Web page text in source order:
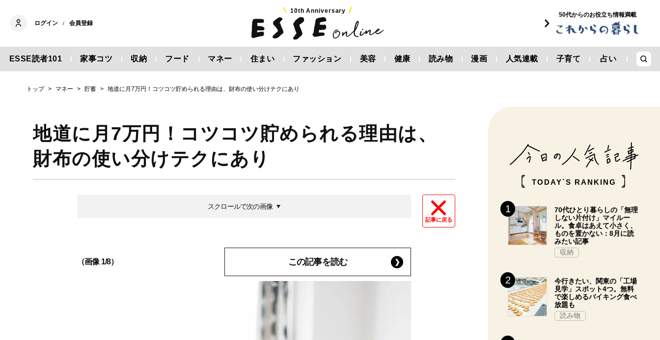
ログイン / 会員登録
10th Anniversary
50代からのお役立ち情報満載
ESSE読者101 家事コツ 収納 フード マネー 住まい ファッション 美容 健康 読み物 漫画 人気連載 子育て 占い
トップ マネー 貯蓄 地道に月7万円！コツコツ貯められる理由は、財布の使い分けテクにあり
地道に月7万円！コツコツ貯められる理由は、
財布の使い分けテクにあり
記事に戻る
スクロールで次の画像
（画像 1/8） この記事を読む
TODAY`S RANKING
70代ひとり暮らしの「無理
しない片付け」マイルー
ル。食卓はあえて小さく、
ものを置かない：8月に読
みたい記事
収納
今行きたい、関東の「工場
見学」スポット4つ。無料
で楽しめるバイキング食べ
放題も
読み物